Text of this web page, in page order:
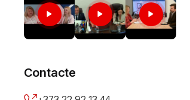
ContacteSesizarea lui
general